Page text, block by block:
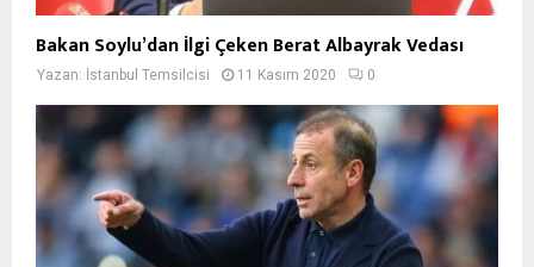
Bakan Soylu’dan İlgi Çeken Berat Albayrak Vedası
Yazan: İstanbul Temsilcisi 11 Kasım 2020 0